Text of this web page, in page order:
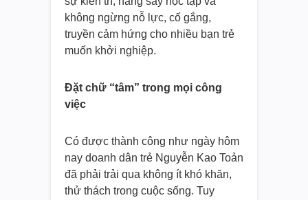
không ngừng nỗ lực, cố gắng,
truyền cảm hứng cho nhiều bạn trẻ
muốn khởi nghiệp.
Đặt chữ “tâm” trong mọi công
việc
Có được thành công như ngày hôm
nay doanh dân trẻ Nguyễn Kao Toản
đã phải trải qua không ít khó khăn,
thử thách trong cuộc sống. Tuy